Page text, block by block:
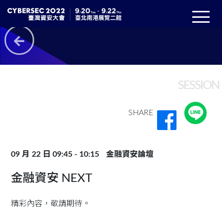
SESSION
SHARE
09 月 22 日 09:45 - 10:15 金融資安論壇
金融資安 NEXT
精彩內容，敬請期待。